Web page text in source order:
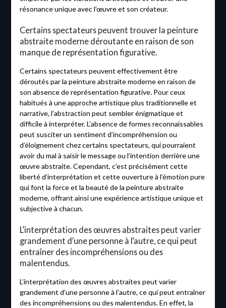
résonance unique avec l’œuvre et son créateur.
Certains spectateurs peuvent trouver la peinture
abstraite moderne déroutante en raison de son
manque de représentation figurative.
Certains spectateurs peuvent effectivement être
déroutés par la peinture abstraite moderne en raison de
son absence de représentation figurative. Pour ceux
habitués à une approche artistique plus traditionnelle et
narrative, l’abstraction peut sembler énigmatique et
difficile à interpréter. L’absence de formes reconnaissables
peut susciter un sentiment d’incompréhension ou
d’éloignement chez certains spectateurs, qui pourraient
avoir du mal à saisir le message ou l’intention derrière une
œuvre abstraite. Cependant, c’est précisément cette
liberté d’interprétation et cette ouverture à l’émotion pure
qui font la force et la beauté de la peinture abstraite
moderne, offrant ainsi une expérience artistique unique et
subjective à chacun.
L’interprétation des œuvres abstraites peut varier
grandement d’une personne à l’autre, ce qui peut
entraîner des incompréhensions ou des
malentendus.
L’interprétation des œuvres abstraites peut varier
grandement d’une personne à l’autre, ce qui peut entraîner
des incompréhensions ou des malentendus. En effet, la